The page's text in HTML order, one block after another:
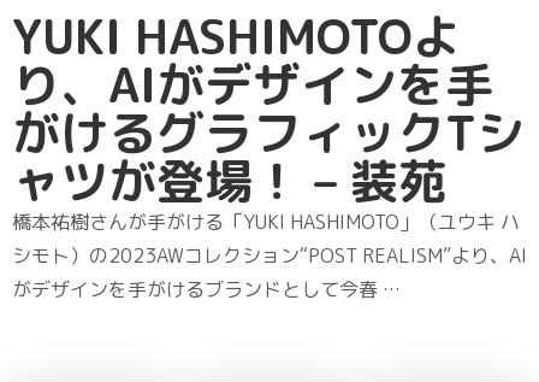
YUKI HASHIMOTOよ
り、AIがデザインを手
がけるグラフィックTシ
ャツが登場！ – 装苑
橋本祐樹さんが手がける「YUKI HASHIMOTO」（ユウキ ハ
シモト）の2023AWコレクション“POST REALISM”より、AI
がデザインを手がけるブランドとして今春 …